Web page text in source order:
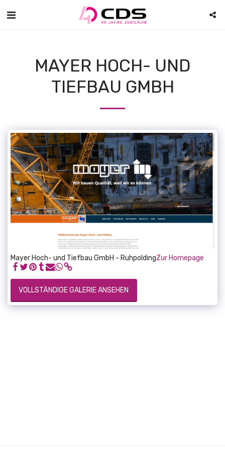
MAYER HOCH- UND
TIEFBAU GMBH
Mayer Hoch- und Tiefbau GmbH - RuhpoldingZur Homepage
VOLLSTÄNDIGE GALERIE ANSEHEN